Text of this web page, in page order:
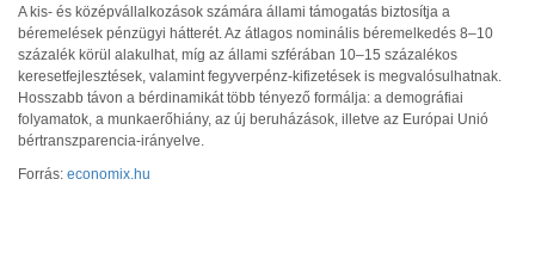
A kis- és középvállalkozások számára állami támogatás biztosítja a
béremelések pénzügyi hátterét. Az átlagos nominális béremelkedés 8–10
százalék körül alakulhat, míg az állami szférában 10–15 százalékos
keresetfejlesztések, valamint fegyverpénz-kifizetések is megvalósulhatnak.
Hosszabb távon a bérdinamikát több tényező formálja: a demográfiai
folyamatok, a munkaerőhiány, az új beruházások, illetve az Európai Unió
bértranszparencia-irányelve.
Forrás: economix.hu